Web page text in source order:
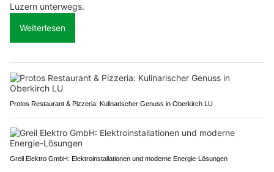
Luzern unterwegs.
Weiterlesen
Protos Restaurant & Pizzeria: Kulinarischer Genuss in Oberkirch LU
Greil Elektro GmbH: Elektroinstallationen und moderne Energie-Lösungen